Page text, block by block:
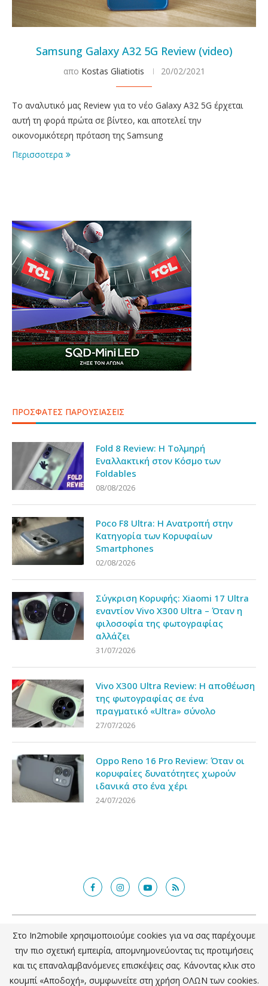
Samsung Galaxy A32 5G Review (video)
απο Kostas Gliatiotis 20/02/2021
Το αναλυτικό μας Review για το νέο Galaxy A32 5G έρχεται
αυτή τη φορά πρώτα σε βίντεο, και αποτελεί την
οικονομικότερη πρόταση της Samsung
Περισσοτερα
ΠΡΟΣΦΑΤΕΣ ΠΑΡΟΥΣΙΑΣΕΙΣ
Fold 8 Review: Η Τολμηρή
Εναλλακτική στον Κόσμο των
Foldables
08/08/2026
Poco F8 Ultra: Η Ανατροπή στην
Κατηγορία των Κορυφαίων
Smartphones
02/08/2026
Σύγκριση Κορυφής: Xiaomi 17 Ultra
εναντίον Vivo X300 Ultra – Όταν η
φιλοσοφία της φωτογραφίας
αλλάζει
31/07/2026
Vivo X300 Ultra Review: Η αποθέωση
της φωτογραφίας σε ένα
πραγματικό «Ultra» σύνολο
27/07/2026
Oppo Reno 16 Pro Review: Όταν οι
κορυφαίες δυνατότητες χωρούν
ιδανικά στο ένα χέρι
24/07/2026
@2018 - in2mobile.gr. All Right Reserved. Designed and developed by
mcde.gr
ΕΠΙΣΤΡΟΦΗ ΣΤΗΝ ΚΟΡΥΦΗ
Στο In2mobile xρησιμοποιούμε cookies για να σας παρέχουμε
την πιο σχετική εμπειρία, απομνημονεύοντας τις προτιμήσεις
και τις επαναλαμβανόμενες επισκέψεις σας. Κάνοντας κλικ στο
κουμπί «Αποδοχή», συμφωνείτε στη χρήση ΟΛΩΝ των cookies.